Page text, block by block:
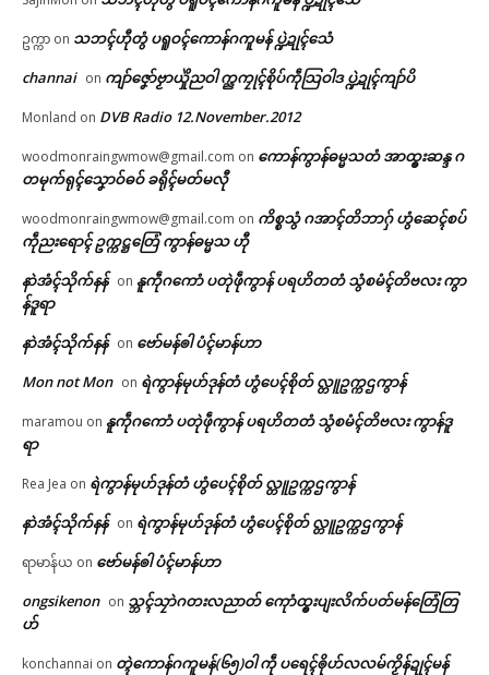
ဥက္ကာ on သဘၚ်ဟီုတွံ ပရူဝၚ်ကောန်ဂကူမန် ပ္ဍဲဍုၚ်သေံ
channai on ကျာ်ဇၞော်ဗၟာယှိုဲညဝါ က္ညကၠုၚ်စိုပ်ကဵုသြဝါဒ ပ္ဍဲဍုၚ်ကျာ်ပိ
Monland on DVB Radio 12.November.2012
woodmonraingwmow@gmail.com on ကောန်ကွာန်ဓမ္မသတံ အာထ္ၜးဆန္ဒ ဂ
တမုက်ရုၚ်သၞောဝ်ဓဝ် ခရိုၚ်မတ်မလီု
woodmonraingwmow@gmail.com on ကိစ္စသွံ ဂအာၚ်တိဘာဂှ် ဟွံဆေၚ်စပ်
ကဵုညးရောၚ် ဥက္ကဋ္ဌတြေံ ကွာန်ဓမ္မသ ဟီု
နာဲအံၚ်သိုက်နန် on နူကဵုဂကောံ ပတုဲဖဵုကွာန် ပရဟိတတံ သွံစမံၚ်တိဗလး ကွာ
န်ဒူရာ
နာဲအံၚ်သိုက်နန် on ဗော်မန်ၜါ ပံၚ်မာန်ဟာ
Mon not Mon on ရဲကွာန်မုဟ်ဒုန်တံ ဟွံပေၚ်စိုတ် လ္တူဥက္ကဌကွာန်
maramou on နူကဵုဂကောံ ပတုဲဖဵုကွာန် ပရဟိတတံ သွံစမံၚ်တိဗလး ကွာန်ဒူ
ရာ
Rea Jea on ရဲကွာန်မုဟ်ဒုန်တံ ဟွံပေၚ်စိုတ် လ္တူဥက္ကဌကွာန်
နာဲအံၚ်သိုက်နန် on ရဲကွာန်မုဟ်ဒုန်တံ ဟွံပေၚ်စိုတ် လ္တူဥက္ကဌကွာန်
ရာမာန်ယ on ဗော်မန်ၜါ ပံၚ်မာန်ဟာ
ongsikenon on သ္ဘၚ်သၠာဲဂတးလညာတ် ကေုာံထ္ၜးပျးလိက်ပတ်မန်တြေံတြ
ဟ်
konchannai on တ္ၚဲကောန်ဂကူမန်(၆၅)ဝါ ကဵု ပရေၚ်ၜိုဟ်လလမ်ကၟိန်ဍုၚ်မန်